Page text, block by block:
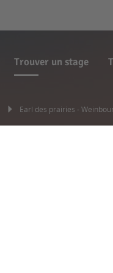
Trouver un stage
Earl des prairies -
Earl